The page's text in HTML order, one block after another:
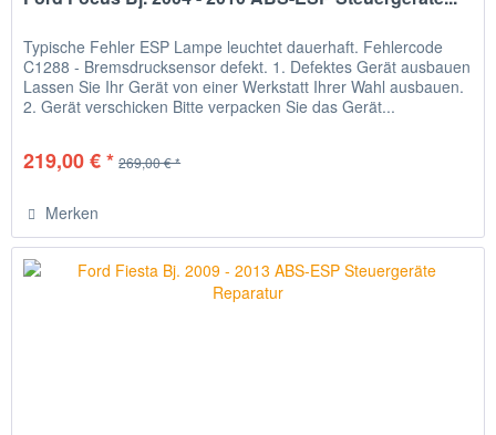
Typische Fehler ESP Lampe leuchtet dauerhaft. Fehlercode
C1288 - Bremsdrucksensor defekt. 1. Defektes Gerät ausbauen
Lassen Sie Ihr Gerät von einer Werkstatt Ihrer Wahl ausbauen.
2. Gerät verschicken Bitte verpacken Sie das Gerät...
219,00 € * 269,00 € *
Merken